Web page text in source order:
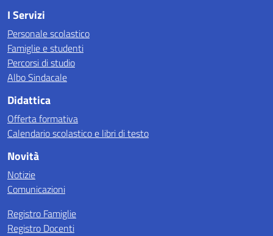
I Servizi
Personale scolastico
Famiglie e studenti
Percorsi di studio
Albo Sindacale
Didattica
Offerta formativa
Calendario scolastico e libri di testo
Novità
Notizie
Comunicazioni
Registro Famiglie
Registro Docenti